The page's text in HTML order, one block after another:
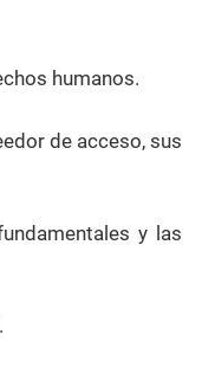
humanos.
de acceso, sus
y las